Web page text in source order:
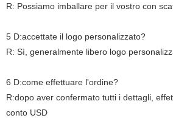
R: Possiamo imballare per il vostro con
5 D:accettate il logo personalizzato?
R: Sì, generalmente libero logo
6 D:come effettuare l'ordine?
R:dopo aver confermato tutti i dettagli,
conto USD